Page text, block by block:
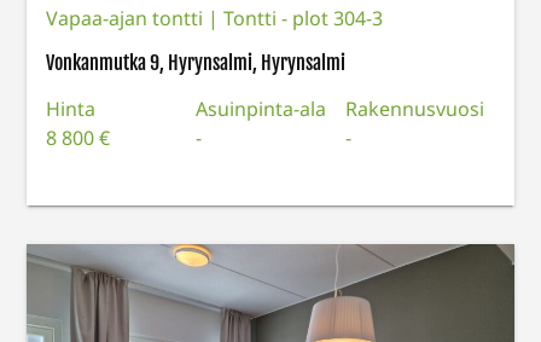
Vapaa-ajan tontti |Tontti - plot 304-3
Vonkanmutka 9, Hyrynsalmi, Hyrynsalmi
Hinta
8 800 €
Asuinpinta-ala
-
Rakennusvuosi
-